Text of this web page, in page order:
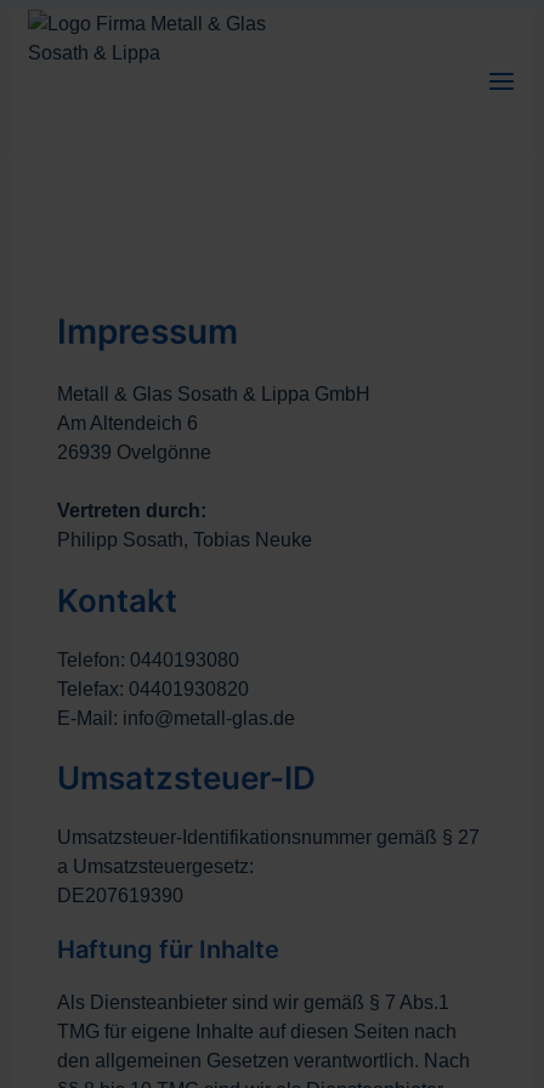
Zum
Inhalt
Impressum
Metall & Glas Sosath & Lippa GmbH
Am Altendeich 6
26939 Ovelgönne
Vertreten durch:
Philipp Sosath, Tobias Neuke
Kontakt
Telefon: 0440193080
Telefax: 04401930820
E-Mail: info@metall-glas.de
Umsatzsteuer-ID
Umsatzsteuer-Identifikationsnummer gemäß § 27
a Umsatzsteuergesetz:
DE207619390
Haftung für Inhalte
Als Diensteanbieter sind wir gemäß § 7 Abs.1
TMG für eigene Inhalte auf diesen Seiten nach
den allgemeinen Gesetzen verantwortlich. Nach